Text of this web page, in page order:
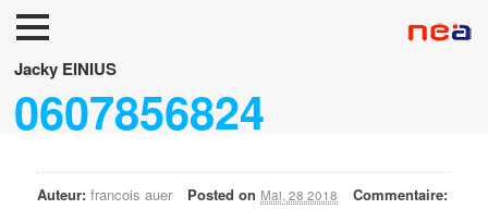
Jacky EINIUS
0607856824
Accueil
Neuf
FUNERAIRES/TPMR
Auteur: francois auer Posted on Mai, 28 2018
Commentaire: